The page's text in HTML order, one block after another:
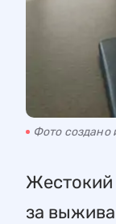
Фото создано
Жестокий
за